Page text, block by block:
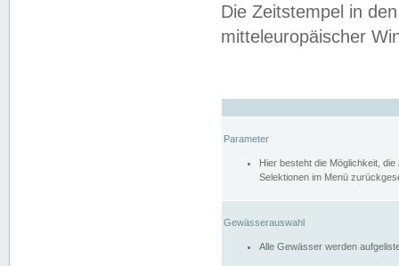
Die Zeitstempel in
mitteleuropäischer
Parameter
Hier besteht die Möglichkeit,
Selektionen im Menü
Gewässerauswahl
Alle Gewässer werden